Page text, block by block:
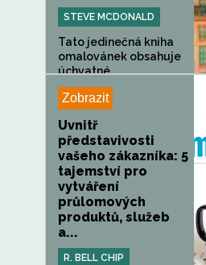
STEVE MCDONALD
Tato jedinečná kniha
omalovánek obsahuje
úchvatné...
Zobrazit
Uvnitř
představivosti
vašeho zákazníka: 5
tajemství pro
vytváření
průlomových
produktů, služeb
a...
R. BELL CHIP